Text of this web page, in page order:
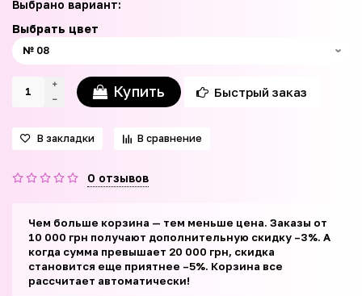
Выбрано вариант:
Выбрать цвет
Купить Быстрый заказ
В закладки В сравнение
0 отзывов
Чем больше корзина — тем меньше цена. Заказы от
10 000 грн получают дополнительную скидку –3%. А
когда сумма превышает 20 000 грн, скидка
становится еще приятнее –5%. Корзина все
рассчитает автоматически!